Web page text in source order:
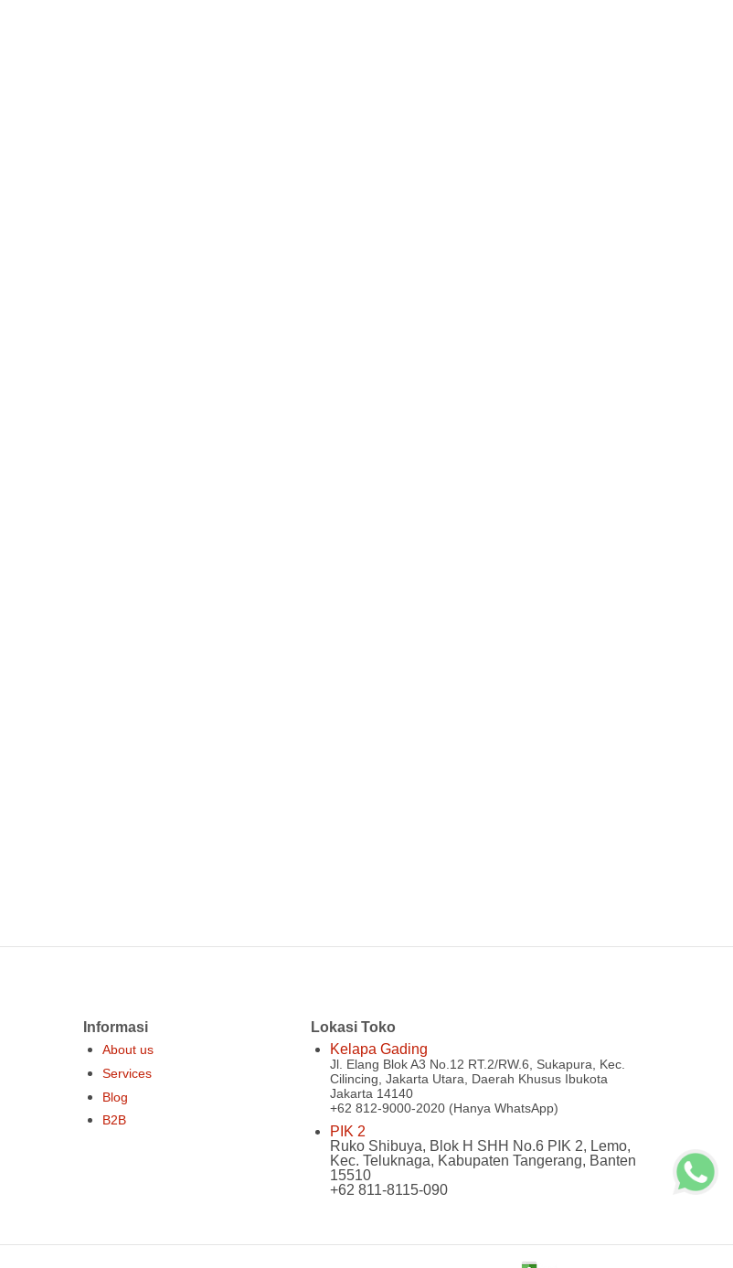
Informasi
About us
Services
Blog
B2B
Lokasi Toko
Kelapa Gading
Jl. Elang Blok A3 No.12 RT.2/RW.6, Sukapura, Kec.
Cilincing, Jakarta Utara, Daerah Khusus Ibukota
Jakarta 14140
+62 812-9000-2020 (Hanya WhatsApp)
PIK 2
Ruko Shibuya, Blok H SHH No.6 PIK 2, Lemo,
Kec. Teluknaga, Kabupaten Tangerang, Banten
15510
+62 811-8115-090